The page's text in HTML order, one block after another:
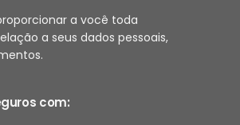
a você toda
a seus dados pessoais,
com: